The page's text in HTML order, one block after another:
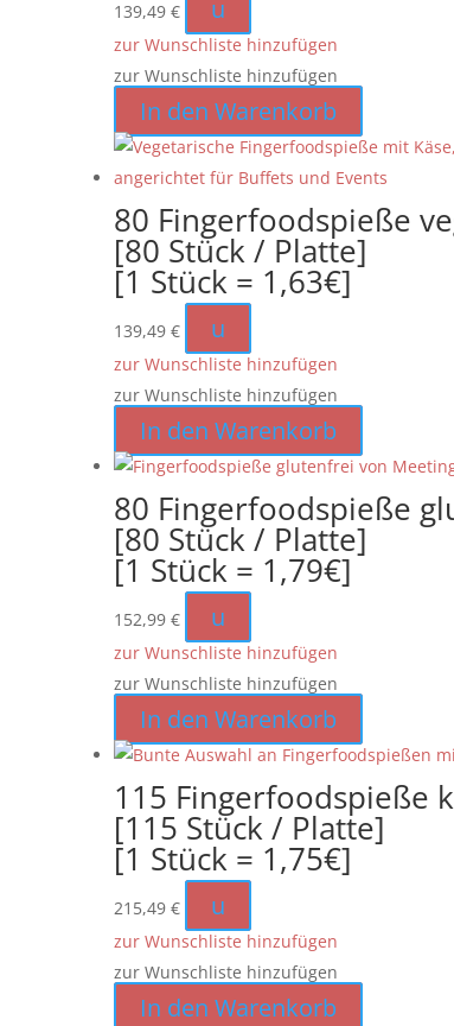
139,49€ u
zur Wunschliste hinzufügen
zur Wunschliste hinzufügen
In den Warenkorb
80 Fingerfoodspieße
[80 Stück / Platte]
[1 Stück = 1,63€]
139,49€ u
zur Wunschliste hinzufügen
zur Wunschliste hinzufügen
In den Warenkorb
80 Fingerfoodspieße
[80 Stück / Platte]
[1 Stück = 1,79€]
152,99€ u
zur Wunschliste hinzufügen
zur Wunschliste hinzufügen
In den Warenkorb
115 Fingerfoodspieße
[115 Stück / Platte]
[1 Stück = 1,75€]
215,49€ u
zur Wunschliste hinzufügen
zur Wunschliste hinzufügen
In den Warenkorb